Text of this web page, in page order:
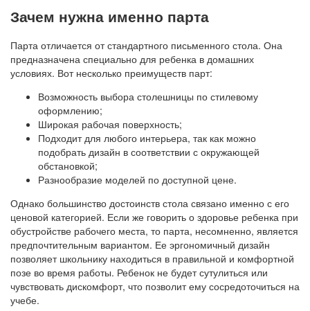
Зачем нужна именно парта
Парта отличается от стандартного письменного стола. Она
предназначена специально для ребенка в домашних
условиях. Вот несколько преимуществ парт:
Возможность выбора столешницы по стилевому
оформлению;
Широкая рабочая поверхность;
Подходит для любого интерьера, так как можно
подобрать дизайн в соответствии с окружающей
обстановкой;
Разнообразие моделей по доступной цене.
Однако большинство достоинств стола связано именно с его
ценовой категорией. Если же говорить о здоровье ребенка при
обустройстве рабочего места, то парта, несомненно, является
предпочтительным вариантом. Ее эргономичный дизайн
позволяет школьнику находиться в правильной и комфортной
позе во время работы. Ребенок не будет сутулиться или
чувствовать дискомфорт, что позволит ему сосредоточиться на
учебе.